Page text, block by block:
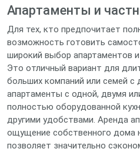
Апартаменты и
Для тех, кто предпочитает
возможность готовить
широкий выбор апартаментов
Это отличный вариант для
больших компаний или семей
апартаменты с одной, двумя
полностью оборудованной
другими удобствами. Аренда
ощущение собственного дома
позволяет значительно